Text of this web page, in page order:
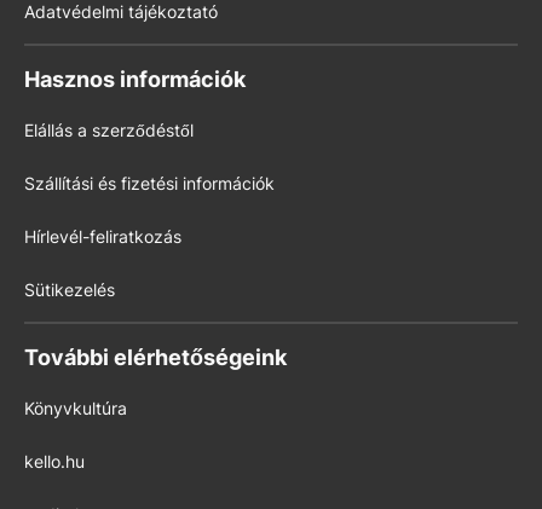
Adatvédelmi tájékoztató
Hasznos információk
Elállás a szerződéstől
Szállítási és fizetési információk
Hírlevél-feliratkozás
Sütikezelés
További elérhetőségeink
Könyvkultúra
kello.hu